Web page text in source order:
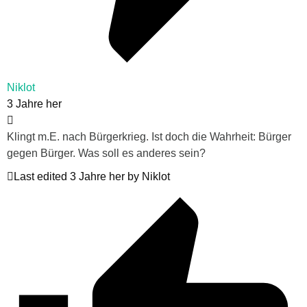
Niklot
3 Jahre her
Klingt m.E. nach Bürgerkrieg. Ist doch die Wahrheit: Bürger
gegen Bürger. Was soll es anderes sein?
Last edited 3 Jahre her by Niklot